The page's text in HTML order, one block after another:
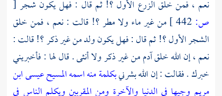
نعم ، فمن خلق الزرع الأول ؟! ثم قال : فهل يكون شجر [
ص:
من غير ماء ولا مطر ؟! قالت : نعم ، فمن خلق
الشجر الأول ؟! ثم قال : فهل يكون ولد من غير ذكر ؟! قالت :
نعم ، إن الله خلقآدممن غير ذكر ولا أنثى . قال لها : فأخبريني
خبرك . فقالت : إن الله بشرنيبكلمة منه اسمه المسيح عيسى ابن
مريم وجيها في الدنيا والآخرة ومن المقربين ويكلم الناس في